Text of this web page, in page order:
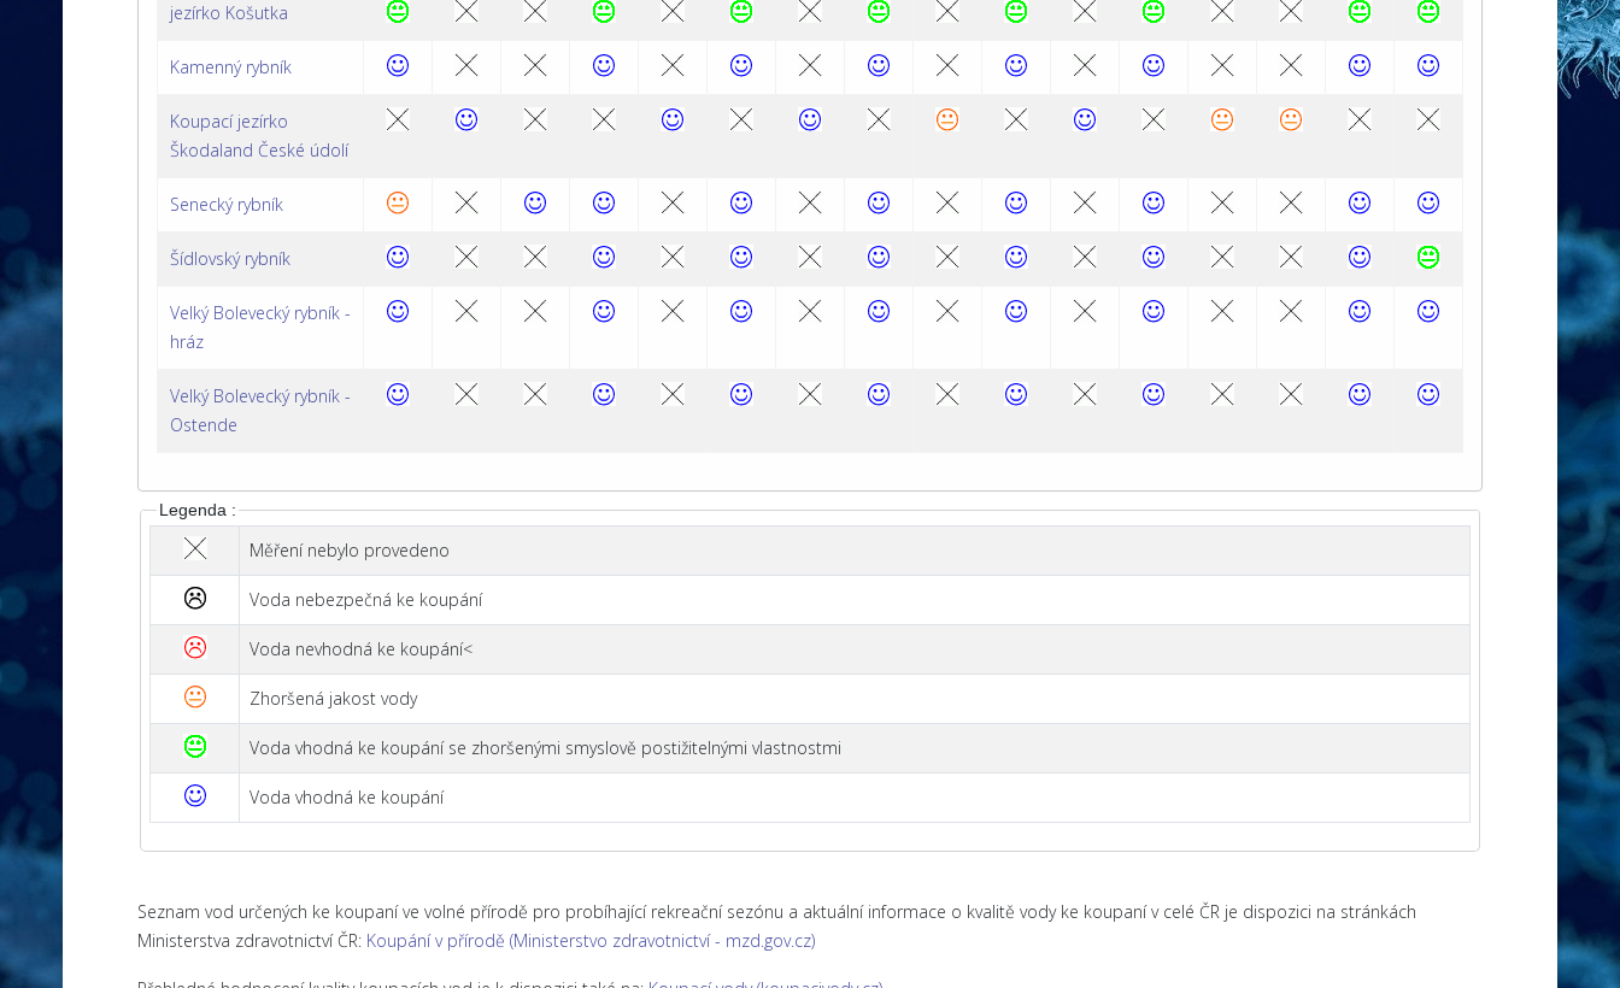
jezírko Košutka
Kamenný rybník
Koupací jezírko
Škodaland České údolí
Senecký rybník
Šídlovský rybník
Velký Bolevecký rybník -
hráz
Velký Bolevecký rybník -
Ostende
Legenda :
Měření nebylo provedeno
Voda nebezpečná ke koupání
Voda nevhodná ke koupání<
Zhoršená jakost vody
Voda vhodná ke koupání se zhoršenými smyslově postižitelnými vlastnostmi
Voda vhodná ke koupání
Seznam vod určených ke koupaní ve volné přírodě pro probíhající rekreační sezónu a aktuální informace o kvalitě vody ke koupaní v celé ČR je dispozici na stránkách
Ministerstva zdravotnictví ČR: Koupání v přírodě (Ministerstvo zdravotnictví - mzd.gov.cz)